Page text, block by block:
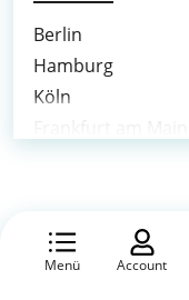
Menü Account
Berlin
Hamburg
Köln
Dortmund